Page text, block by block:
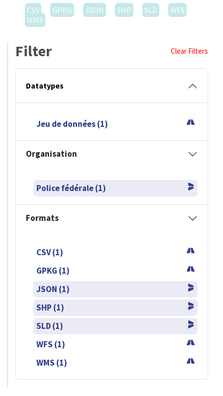
CSV
GPKG JSON SHP SLD
WFS
WMS
Filter Clear Filters
Datatypes
Jeu de données (1)
Organisation
Police fédérale (1)
Formats
CSV (1)
GPKG (1)
JSON (1)
SHP (1)
SLD (1)
WFS (1)
WMS (1)